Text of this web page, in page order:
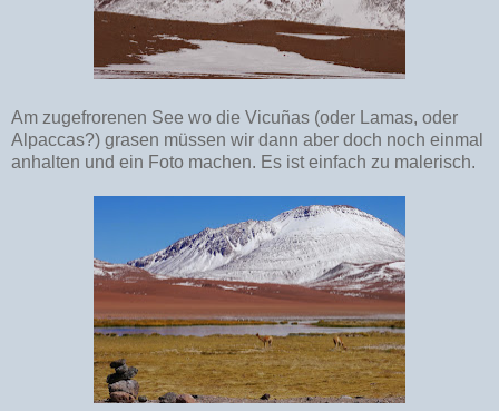
Am zugefrorenen See wo die Vicuñas (oder Lamas, oder
Alpaccas?) grasen müssen wir dann aber doch noch einmal
anhalten und ein Foto machen. Es ist einfach zu malerisch.